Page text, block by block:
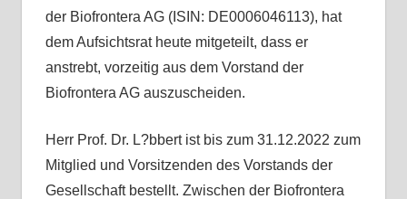
der Biofrontera AG (ISIN: DE0006046113), hat
dem Aufsichtsrat heute mitgeteilt, dass er
anstrebt, vorzeitig aus dem Vorstand der
Biofrontera AG auszuscheiden.
Herr Prof. Dr. L?bbert ist bis zum 31.12.2022 zum
Mitglied und Vorsitzenden des Vorstands der
Gesellschaft bestellt. Zwischen der Biofrontera